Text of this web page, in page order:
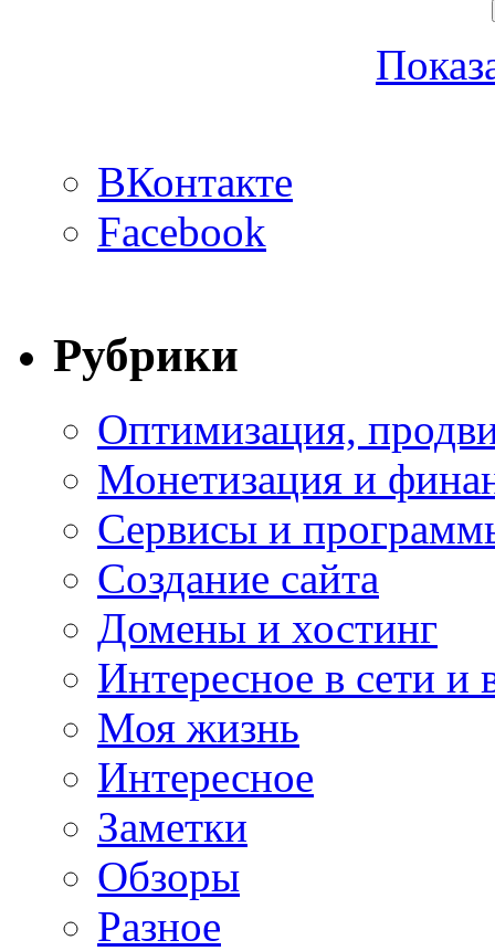
ВКонтакте
Facebook
Рубрики
Оптимизация,
Монетизация и
Сервисы и
Создание сайта
Домены и хостинг
Интересное в сети и
Моя жизнь
Интересное
Заметки
Обзоры
Разное